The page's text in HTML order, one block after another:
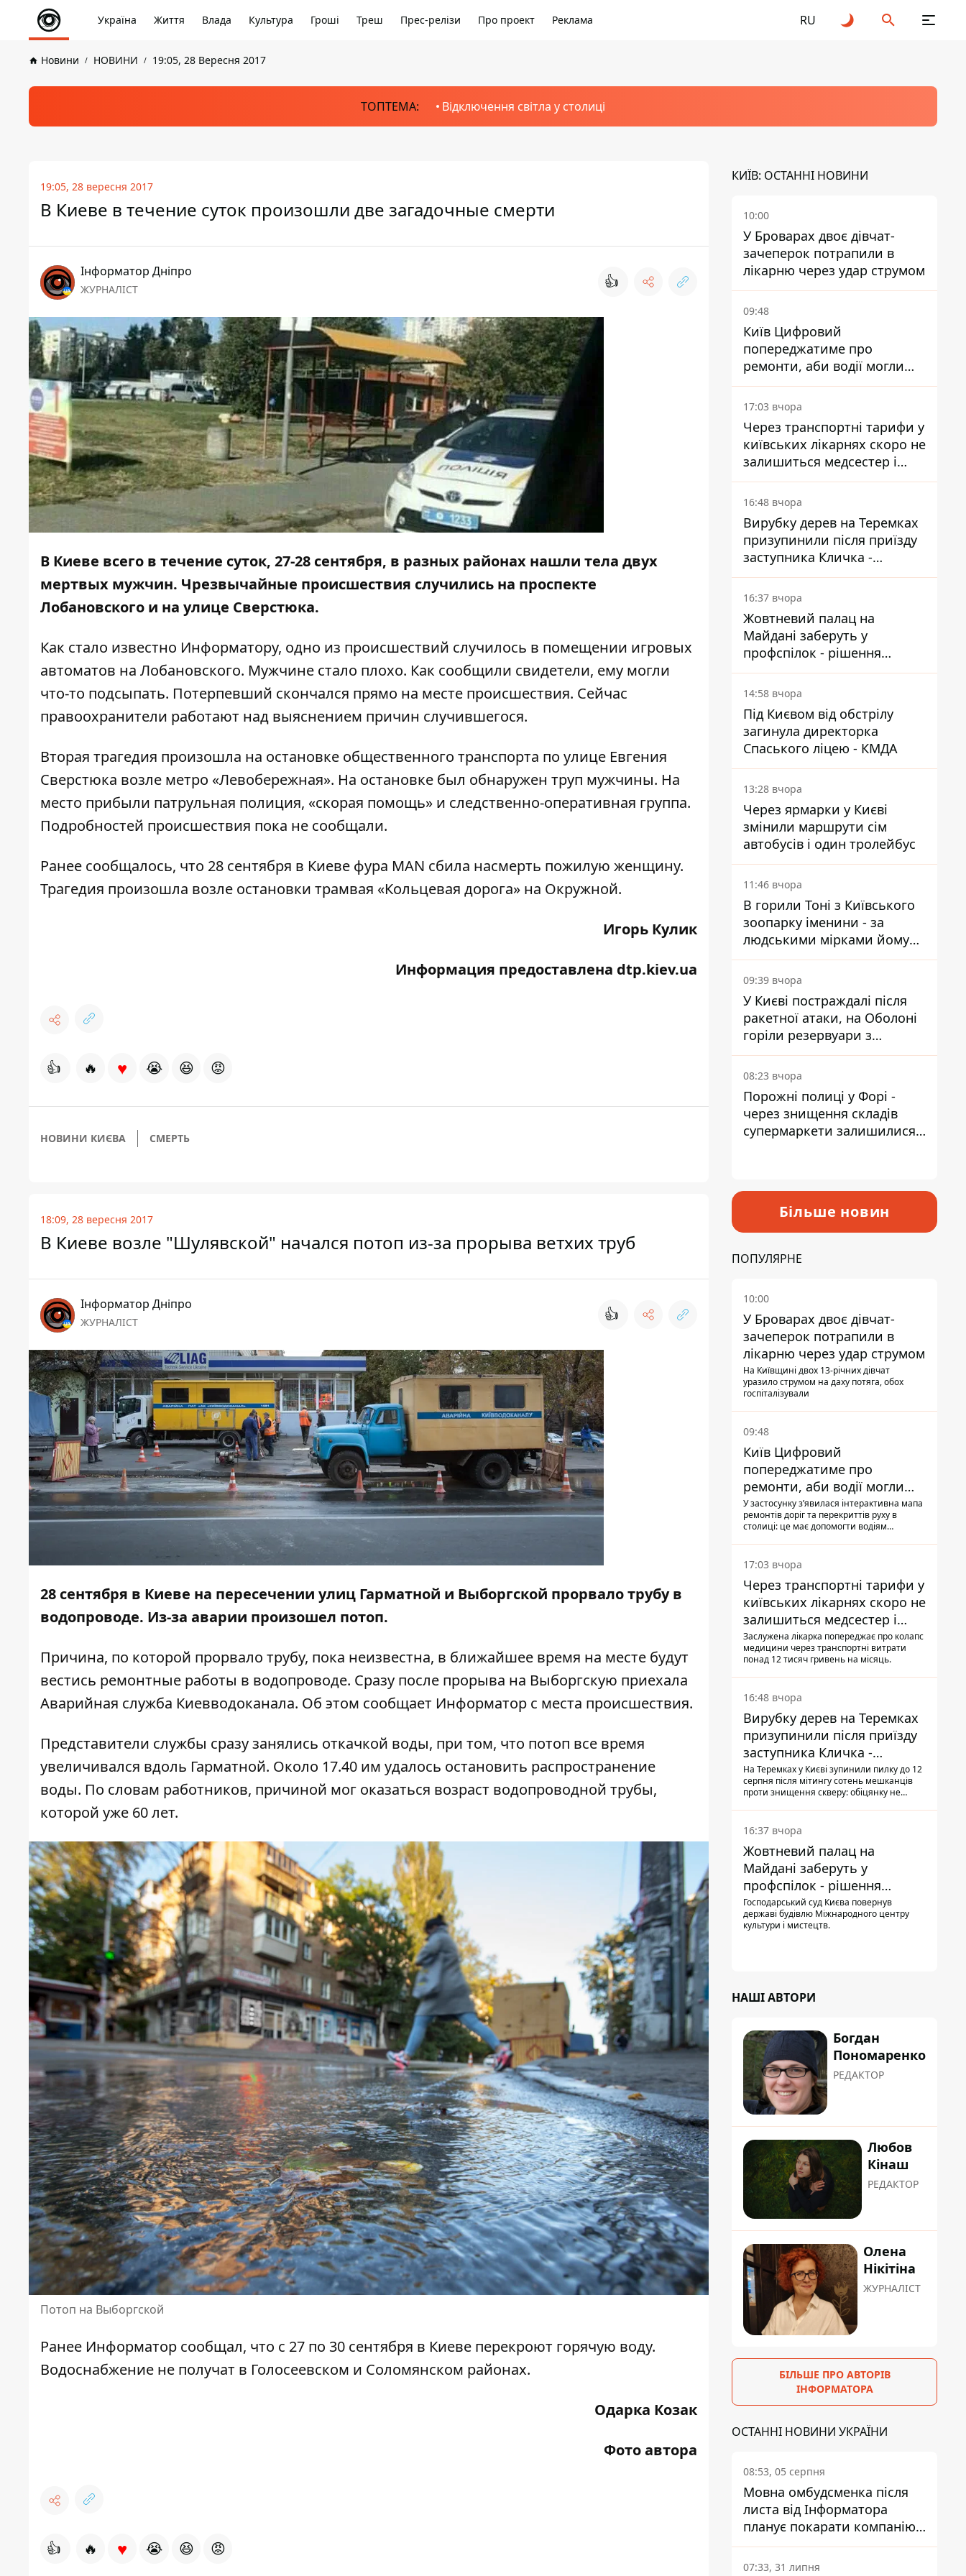
Україна Життя Влада Культура Гроші Треш Прес-релізи Про проект Реклама RU
Новини НОВИНИ 19:05, 28 Вересня 2017
ТОПТЕМА: Відключення світла у столиці
19:05, 28 вересня 2017
В Киеве в течение суток произошли две загадочные смерти
Інформатор Дніпро
ЖУРНАЛІСТ 👍
В Киеве всего в течение суток, 27-28 сентября, в разных районах нашли тела двух
мертвых мужчин. Чрезвычайные происшествия случились на проспекте
Лобановского и на улице Сверстюка.
Как стало известно Информатору, одно из происшествий случилось в помещении игровых
автоматов на Лобановского. Мужчине стало плохо. Как сообщили свидетели, ему могли
что-то подсыпать. Потерпевший скончался прямо на месте происшествия. Сейчас
правоохранители работают над выяснением причин случившегося.
Вторая трагедия произошла на остановке общественного транспорта по улице Евгения
Сверстюка возле метро «Левобережная». На остановке был обнаружен труп мужчины. На
место прибыли патрульная полиция, «скорая помощь» и следственно-оперативная группа.
Подробностей происшествия пока не сообщали.
Ранее сообщалось, что 28 сентября в Киеве фура MAN сбила насмерть пожилую женщину.
Трагедия произошла возле остановки трамвая «Кольцевая дорога» на Окружной.
Игорь Кулик
Информация предоставлена dtp.kiev.ua
👍 🔥 ♥ 😭 😆 😡
НОВИНИ КИЄВА СМЕРТЬ
18:09, 28 вересня 2017
В Киеве возле "Шулявской" начался потоп из-за прорыва ветхих труб
Інформатор Дніпро
ЖУРНАЛІСТ 👍
28 сентября в Киеве на пересечении улиц Гарматной и Выборгской прорвало трубу в
водопроводе. Из-за аварии произошел потоп.
Причина, по которой прорвало трубу, пока неизвестна, в ближайшее время на месте будут
вестись ремонтные работы в водопроводе. Сразу после прорыва на Выборгскую приехала
Аварийная служба Киевводоканала. Об этом сообщает Информатор с места происшествия.
Представители службы сразу занялись откачкой воды, при том, что потоп все время
увеличивался вдоль Гарматной. Около 17.40 им удалось остановить распространение
воды. По словам работников, причиной мог оказаться возраст водопроводной трубы,
которой уже 60 лет.
Потоп на Выборгской
Ранее Информатор сообщал, что с 27 по 30 сентября в Киеве перекроют горячую воду.
Водоснабжение не получат в Голосеевском и Соломянском районах.
Одарка Козак
Фото автора
👍 🔥 ♥ 😭 😆 😡
КИЇВ: ОСТАННІ НОВИНИ
10:00
У Броварах двоє дівчат-
зачеперок потрапили в
лікарню через удар струмом
09:48
Київ Цифровий
попереджатиме про
ремонти, аби водії могли
уникати ділянок із заторами
17:03 вчора
Через транспортні тарифи у
київських лікарнях скоро не
залишиться медсестер і
санітарок - професор
Голубовська
16:48 вчора
Вирубку дерев на Теремках
призупинили після приїзду
заступника Кличка -
почався діалог
16:37 вчора
Жовтневий палац на
Майдані заберуть у
профспілок - рішення
Господарського суду
14:58 вчора
Під Києвом від обстрілу
загинула директорка
Спаського ліцею - КМДА
13:28 вчора
Через ярмарки у Києві
змінили маршрути сім
автобусів і один тролейбус
11:46 вчора
В горили Тоні з Київського
зоопарку іменини - за
людськими мірками йому
вже понад 90 років
09:39 вчора
У Києві постраждалі після
ракетної атаки, на Оболоні
горіли резервуари з
паливом
08:23 вчора
Порожні полиці у Форі -
через знищення складів
супермаркети залишилися
Більше новин
ПОПУЛЯРНЕ
10:00
У Броварах двоє дівчат-
зачеперок потрапили в
лікарню через удар струмом
На Київщині двох 13-річних дівчат
уразило струмом на даху потяга, обох
госпіталізували
09:48
Київ Цифровий
попереджатиме про
ремонти, аби водії могли
уникати ділянок із заторами
У застосунку зʼявилася інтерактивна мапа
ремонтів доріг та перекриттів руху в
столиці: це має допомогти водіям
17:03 вчора
Через транспортні тарифи у
київських лікарнях скоро не
залишиться медсестер і
санітарок - професор
Голубовська
Заслужена лікарка попереджає про колапс
медицини через транспортні витрати
понад 12 тисяч гривень на місяць.
16:48 вчора
Вирубку дерев на Теремках
призупинили після приїзду
заступника Кличка -
почався діалог
На Теремках у Києві зупинили пилку до 12
серпня після мітингу сотень мешканців
проти знищення скверу: обіцянку не
прибув налагодити комунікацію
16:37 вчора
Жовтневий палац на
Майдані заберуть у
профспілок - рішення
Господарського суду
Господарський суд Києва повернув
державі будівлю Міжнародного центру
культури і мистецтв.
НАШІ АВТОРИ
Богдан
Пономаренко
РЕДАКТОР
Любов
Кінаш
РЕДАКТОР
Олена
Нікітіна
ЖУРНАЛІСТ
БІЛЬШЕ ПРО АВТОРІВ
ІНФОРМАТОРА
ОСТАННІ НОВИНИ УКРАЇНИ
08:53, 05 серпня
Мовна омбудсменка після
листа від Інформатора
планує покарати компанію-
підрядника ПриватБанку
07:33, 31 липня